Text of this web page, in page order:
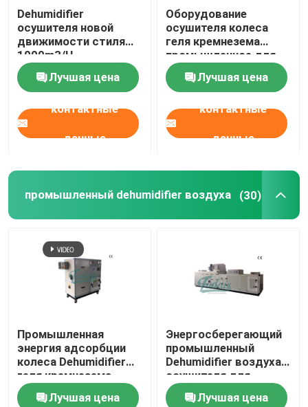
Высокотемпературный Dehumidifier
Промышленное оборудование для сушки
dehumidifier кондиционера воздуха
Dehumidifier осушителя пищевой промышленности
Dehumidifier осушителя фармацевтической
Dehumidifier осушителя индустрии батареи лития
Dehumidifier
осушителя новой
движимости стиля
1000m3/H
компактный
промышленный
Лучшая цена
контактные
данные
Оборудование
осушителя колеса
геля кремнезема
промышленное для
хранения 50kg/H
Лучшая цена
контактные
данные
промышленный dehumidifier воздуха (30)
Промышленная
энергия адсорбции
колеса Dehumidifier
геля кремнезема
воздуха эффективная
Лучшая цена
Энергосберегающий
промышленный
Dehumidifier воздуха
осушителя для
лаборатории
Лучшая цена